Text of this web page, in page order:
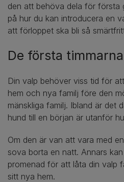
den att behöva dela för första
på hur du kan introducera en
att förloppet ska bli så
De första timmarna
Din valp behöver viss tid för
hem och nya familj före den
mänskliga familj. Ibland är det
hund till en början är utanför
Om den är van att vara med
sova borta en natt. Annars
promenad för att låta din valp
sitt nya hem.